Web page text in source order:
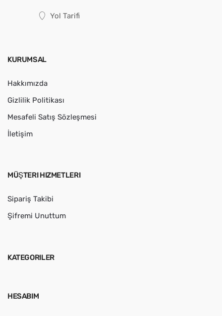
Yol Tarifi
KURUMSAL
Hakkımızda
Gizlilik Politikası
Mesafeli Satış Sözleşmesi
İletişim
MÜŞTERI HIZMETLERI
Sipariş Takibi
Şifremi Unuttum
KATEGORILER
HESABIM